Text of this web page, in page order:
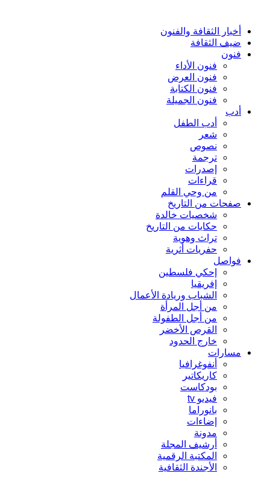
أخبار الثقافة والفنون
ضيف الثقافة
فنون
فنون الأداء
فنون العرض
فنون الكتابة
فنون الجميلة
أدب
أدب الطفل
شعر
نصوص
ترجمة
إصدرات
قراءات
من وحي القلم
صفحات من التاريخ
شخصيات خالدة
حكايات من التاريخ
تراث وهوية
حفريات أثرية
فواصل
إحكي فلسطين
إفريقيا
الشباب وريادة الأعمال
من أجل المرأة
من أجل الطفولة
القرص الأخضر
خارج الحدود
مسارات
أنفوغرافيا
كاريكاتير
بودكاست
فيديو tv
بانوراما
إضاءات
مدونة
أرشيف المجلة
المكتبة الرقمية
الأجندة الثقافية